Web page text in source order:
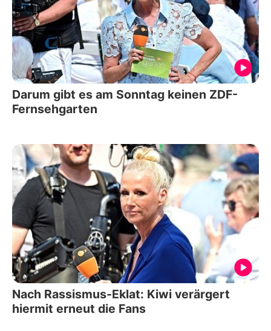
Darum gibt es am Sonntag keinen ZDF-
Fernsehgarten
Nach Rassismus-Eklat: Kiwi verärgert
hiermit erneut die Fans